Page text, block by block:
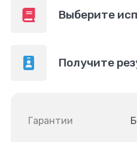
Выберите
Получите
Гарантии